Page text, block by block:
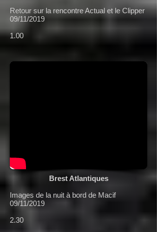
Retour sur la rencontre Actual et le Clipper
09/11/2019
1.00
Brest Atlantiques
Images de la nuit à bord de Macif
09/11/2019
2.30